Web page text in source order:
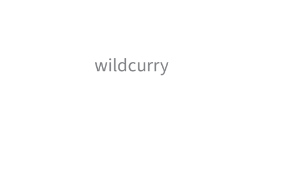
wildcurry